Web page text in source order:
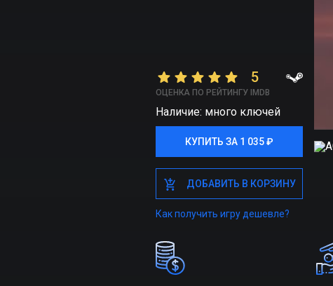
5
ОЦЕНКА ПО РЕЙТИНГУ IMDB
Наличие: много ключей
КУПИТЬ ЗА 1 035 ₽
КУПИТЬ ЗА 1 035 ₽
ДОБАВИТЬ В КОРЗИНУ
ДОБАВИТЬ В КОРЗИНУ
Как получить игру дешевле?